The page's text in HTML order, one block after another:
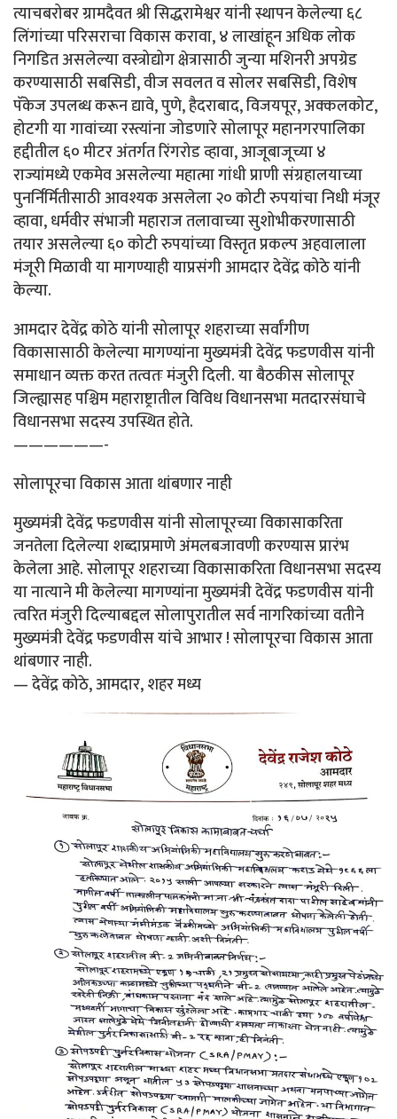
त्याचबरोबर ग्रामदैवत श्री सिद्धरामेश्वर यांनी स्थापन केलेल्या ६८
लिंगांच्या परिसराचा विकास करावा, ४ लाखांहून अधिक लोक
निगडित असलेल्या वस्त्रोद्योग क्षेत्रासाठी जुन्या मशिनरी अपग्रेड
करण्यासाठी सबसिडी, वीज सवलत व सोलर सबसिडी, विशेष
पॅकेज उपलब्ध करून द्यावे, पुणे, हैदराबाद, विजयपूर, अक्कलकोट,
होटगी या गावांच्या रस्त्यांना जोडणारे सोलापूर महानगरपालिका
हद्दीतील ६० मीटर अंतर्गत रिंगरोड व्हावा, आजूबाजूच्या ४
राज्यांमध्ये एकमेव असलेल्या महात्मा गांधी प्राणी संग्रहालयाच्या
पुनर्निर्मितीसाठी आवश्यक असलेला २० कोटी रुपयांचा निधी मंजूर
व्हावा, धर्मवीर संभाजी महाराज तलावाच्या सुशोभीकरणासाठी
तयार असलेल्या ६० कोटी रुपयांच्या विस्तृत प्रकल्प अहवालाला
मंजूरी मिळावी या मागण्याही याप्रसंगी आमदार देवेंद्र कोठे यांनी
केल्या.
आमदार देवेंद्र कोठे यांनी सोलापूर शहराच्या सर्वांगीण
विकासासाठी केलेल्या मागण्यांना मुख्यमंत्री देवेंद्र फडणवीस यांनी
समाधान व्यक्त करत तत्वतः मंजुरी दिली. या बैठकीस सोलापूर
जिल्ह्यासह पश्चिम महाराष्ट्रातील विविध विधानसभा मतदारसंघाचे
विधानसभा सदस्य उपस्थित होते.
——————-
सोलापूरचा विकास आता थांबणार नाही
मुख्यमंत्री देवेंद्र फडणवीस यांनी सोलापूरच्या विकासाकरिता
जनतेला दिलेल्या शब्दाप्रमाणे अंमलबजावणी करण्यास प्रारंभ
केलेला आहे. सोलापूर शहराच्या विकासाकरिता विधानसभा सदस्य
या नात्याने मी केलेल्या मागण्यांना मुख्यमंत्री देवेंद्र फडणवीस यांनी
त्वरित मंजुरी दिल्याबद्दल सोलापुरातील सर्व नागरिकांच्या वतीने
मुख्यमंत्री देवेंद्र फडणवीस यांचे आभार ! सोलापूरचा विकास आता
थांबणार नाही.
— देवेंद्र कोठे, आमदार, शहर मध्य